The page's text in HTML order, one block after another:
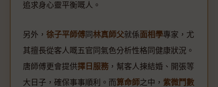
追求身心靈平衡嘅人。
另外， 徐子平師傅 同 林真師父就係面相學專家，尤
其擅長從客人嘅五官同氣色分析性格同健康狀況。
唐師傅更會提供擇日服務 ，幫客人揀結婚、開張等
大日子，確保事事順利。而算命師之中， 紫微鬥數